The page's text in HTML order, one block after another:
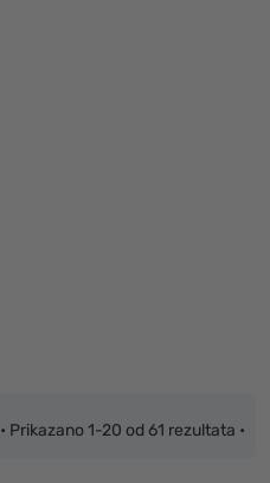
• Prikazano 1-20 od 61 rezultata •